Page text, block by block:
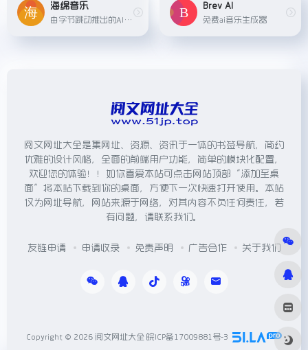
海绵音乐
由字节跳动推出的AI音乐创作平台，一键创作你的AI音乐
Brev AI
免费ai音乐生成器
阅文网址大全是集网址、资源、资讯于一体的书签导航，简约
优雅的设计风格，全面的前端用户功能，简单的模块化配置，
欢迎您的体验！！如你喜爱本站可点击网站顶部“添加至桌
面”将本站下载到你的桌面，方便下一次快速打开使用。本站
仅为网址导航，网站来源于网络，对其内容不负任何责任，若
有问题，请联系我们。
友链申请 申请收录 免责声明 广告合作 关于我们
Copyright © 2026 阅文网址大全 皖ICP备17009881号-3